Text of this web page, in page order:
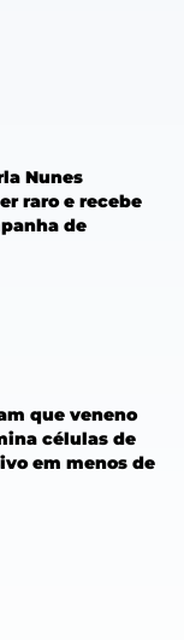
Nunes
raro e recebe
de
que veneno
células de
em menos de